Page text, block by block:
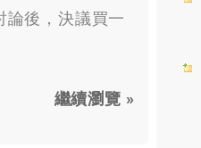
論後 ， 決議買一
繼續瀏覽 »